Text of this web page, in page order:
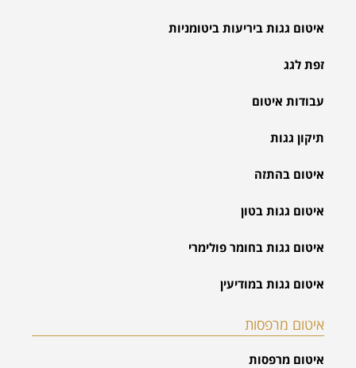
איטום גגות ביריעות ביטומניות
זפת לגג
עבודות איטום
תיקון גגות
איטום בהתזה
איטום גגות בטון
איטום גגות בחומר פולימרי
איטום גגות במודיעין
איטום מרפסות
איטום מרפסות